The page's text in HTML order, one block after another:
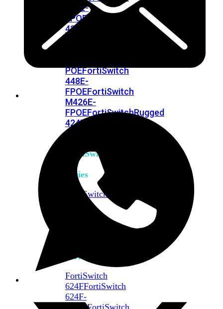
424E-
FPOE
424E-
POEFortiSwitch
448E-
FPOEFortiSwitch
M426E-
FPOEFortiSwitchRugged
424F-
POE
FortiSwitch
500
Series
FortiSwitch
Series
FortiSwitch
624FFortiSwitch
624F-
FPOEFortiSwitch